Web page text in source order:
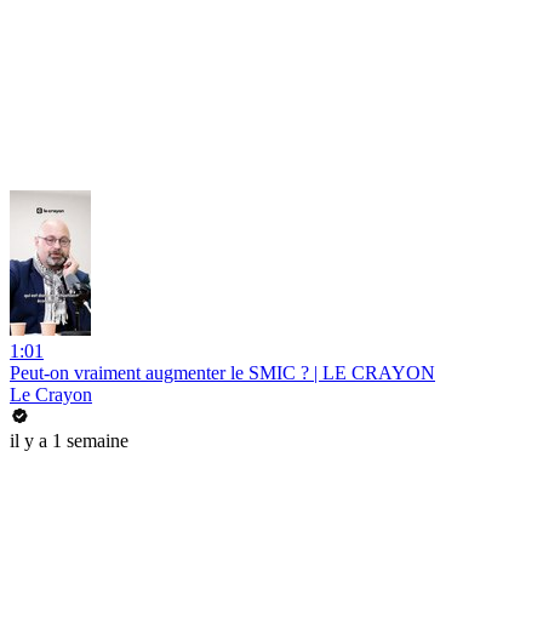
1:01
Peut-on vraiment augmenter le SMIC ? | LE CRAYON
Le Crayon
il y a 1 semaine